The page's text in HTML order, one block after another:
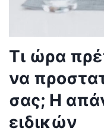
Τι ώρα
να
σας; Η
ειδικών